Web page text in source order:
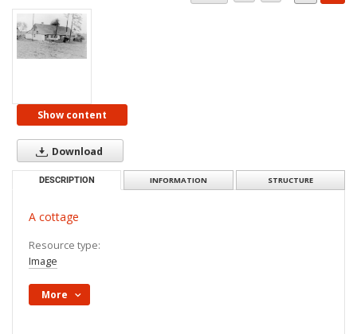
Show content
Download
DESCRIPTION INFORMATION STRUCTURE
A cottage
Resource type:
Image
More